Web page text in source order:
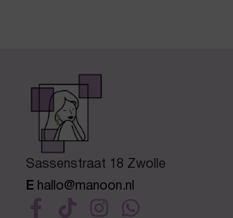
Sassenstraat 18 Zwolle
E hallo@manoon.nl